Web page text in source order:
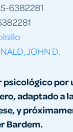
por
adaptado a
y
Bardem.
6382281
JOHN D.